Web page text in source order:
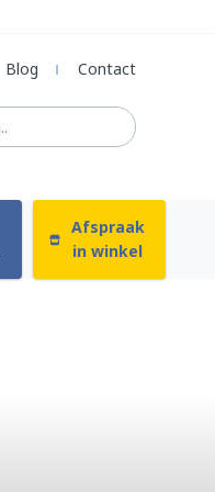
Blog Contact
Afspraak
in winkel